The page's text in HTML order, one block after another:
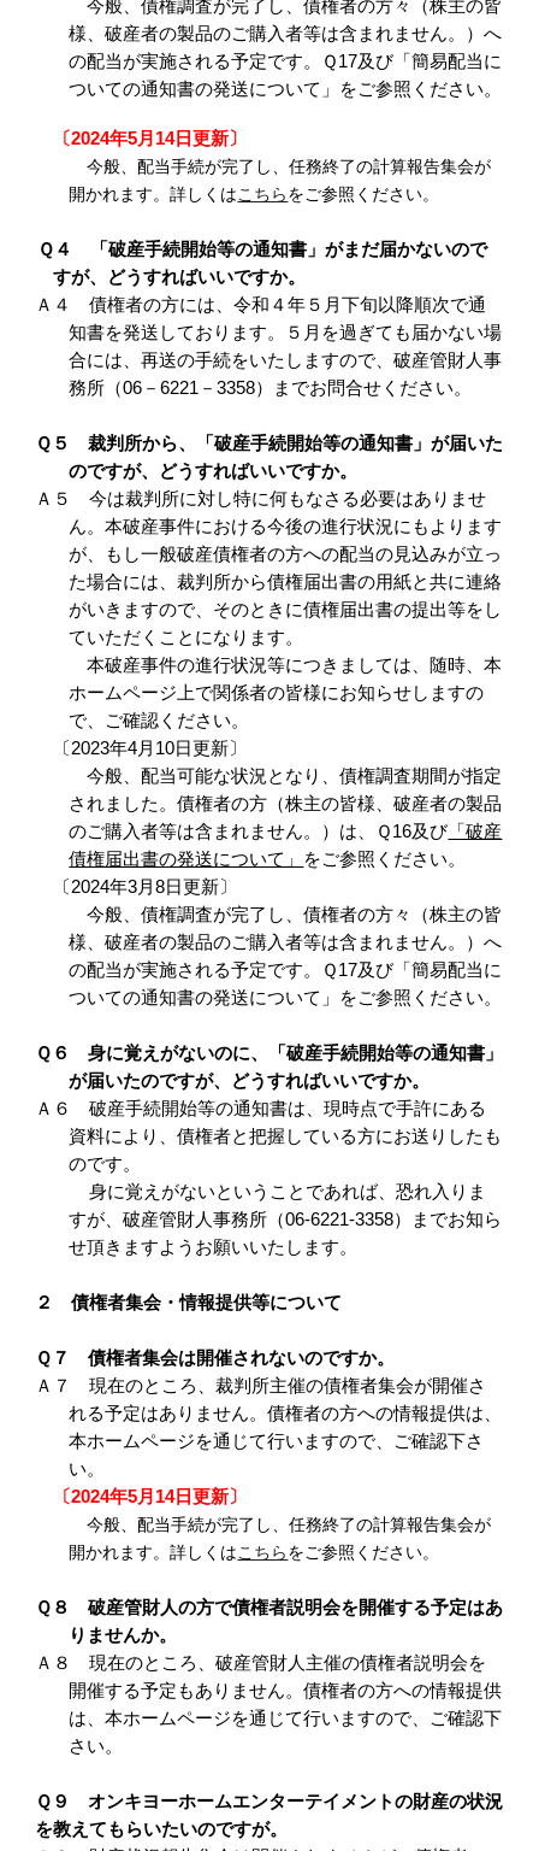
今般、債権調査が完了し、債権者の方々（株主の皆
様、破産者の製品のご購入者等は含まれません。）へ
の配当が実施される予定です。Ｑ17及び「簡易配当に
ついての通知書の発送について」をご参照ください。
〔2024年5月14日更新〕
今般、配当手続が完了し、任務終了の計算報告集会が
開かれます。詳しくはこちら をご参照ください。
Ｑ４ 「破産手続開始等の通知書」がまだ届かないので
すが、どうすればいいですか。
Ａ４ 債権者の方には、令和４年５月下旬以降順次で通
知書を発送しております。５月を過ぎても届かない場
合には、再送の手続をいたしますので、破産管財人事
務所（06－6221－3358）までお問合せください。
Ｑ５ 裁判所から、「破産手続開始等の通知書」が届いた
のですが、どうすればいいですか。
Ａ５ 今は裁判所に対し特に何もなさる必要はありませ
ん。本破産事件における今後の進行状況にもよります
が、もし一般破産債権者の方への配当の見込みが立っ
た場合には、裁判所から債権届出書の用紙と共に連絡
がいきますので、そのときに債権届出書の提出等をし
ていただくことになります。
本破産事件の進行状況等につきましては、随時、本
ホームページ上で関係者の皆様にお知らせしますの
で、ご確認ください。
〔2023年4月10日更新〕
今般、配当可能な状況となり、債権調査期間が指定
されました。債権者の方（株主の皆様、破産者の製品
のご購入者等は含まれません。）は、Ｑ16及び「破産
債権届出書の発送について」 をご参照ください。
〔2024年3月8日更新〕
今般、債権調査が完了し、債権者の方々（株主の皆
様、破産者の製品のご購入者等は含まれません。）へ
の配当が実施される予定です。Ｑ17及び「簡易配当に
ついての通知書の発送について」をご参照ください。
Ｑ６ 身に覚えがないのに、「破産手続開始等の通知書」
が届いたのですが、どうすればいいですか。
Ａ６ 破産手続開始等の通知書は、現時点で手許にある
資料により、債権者と把握している方にお送りしたも
のです。
身に覚えがないということであれば、恐れ入りま
すが、破産管財人事務所（06-6221-3358）までお知ら
せ頂きますようお願いいたします。
２ 債権者集会・情報提供等について
Ｑ７ 債権者集会は開催されないのですか。
Ａ７ 現在のところ、裁判所主催の債権者集会が開催さ
れる予定はありません。債権者の方への情報提供は、
本ホームページを通じて行いますので、ご確認下さ
い。
〔2024年5月14日更新〕
今般、配当手続が完了し、任務終了の計算報告集会が
開かれます。詳しくはこちら をご参照ください。
Ｑ８ 破産管財人の方で債権者説明会を開催する予定はあ
りませんか。
Ａ８ 現在のところ、破産管財人主催の債権者説明会を
開催する予定もありません。債権者の方への情報提供
は、本ホームページを通じて行いますので、ご確認下
さい。
Ｑ９ オンキヨーホームエンターテイメントの財産の状況
を教えてもらいたいのですが。